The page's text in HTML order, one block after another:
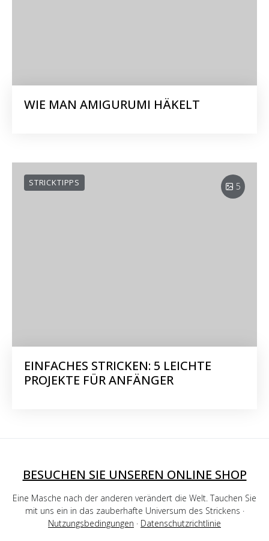
WIE MAN AMIGURUMI HÄKELT
5
STRICKTIPPS
EINFACHES STRICKEN: 5 LEICHTE
PROJEKTE FÜR ANFÄNGER
BESUCHEN SIE UNSEREN ONLINE SHOP
Eine Masche nach der anderen verändert die Welt. Tauchen Sie
mit uns ein in das zauberhafte Universum des Strickens ·
Nutzungsbedingungen · Datenschutzrichtlinie